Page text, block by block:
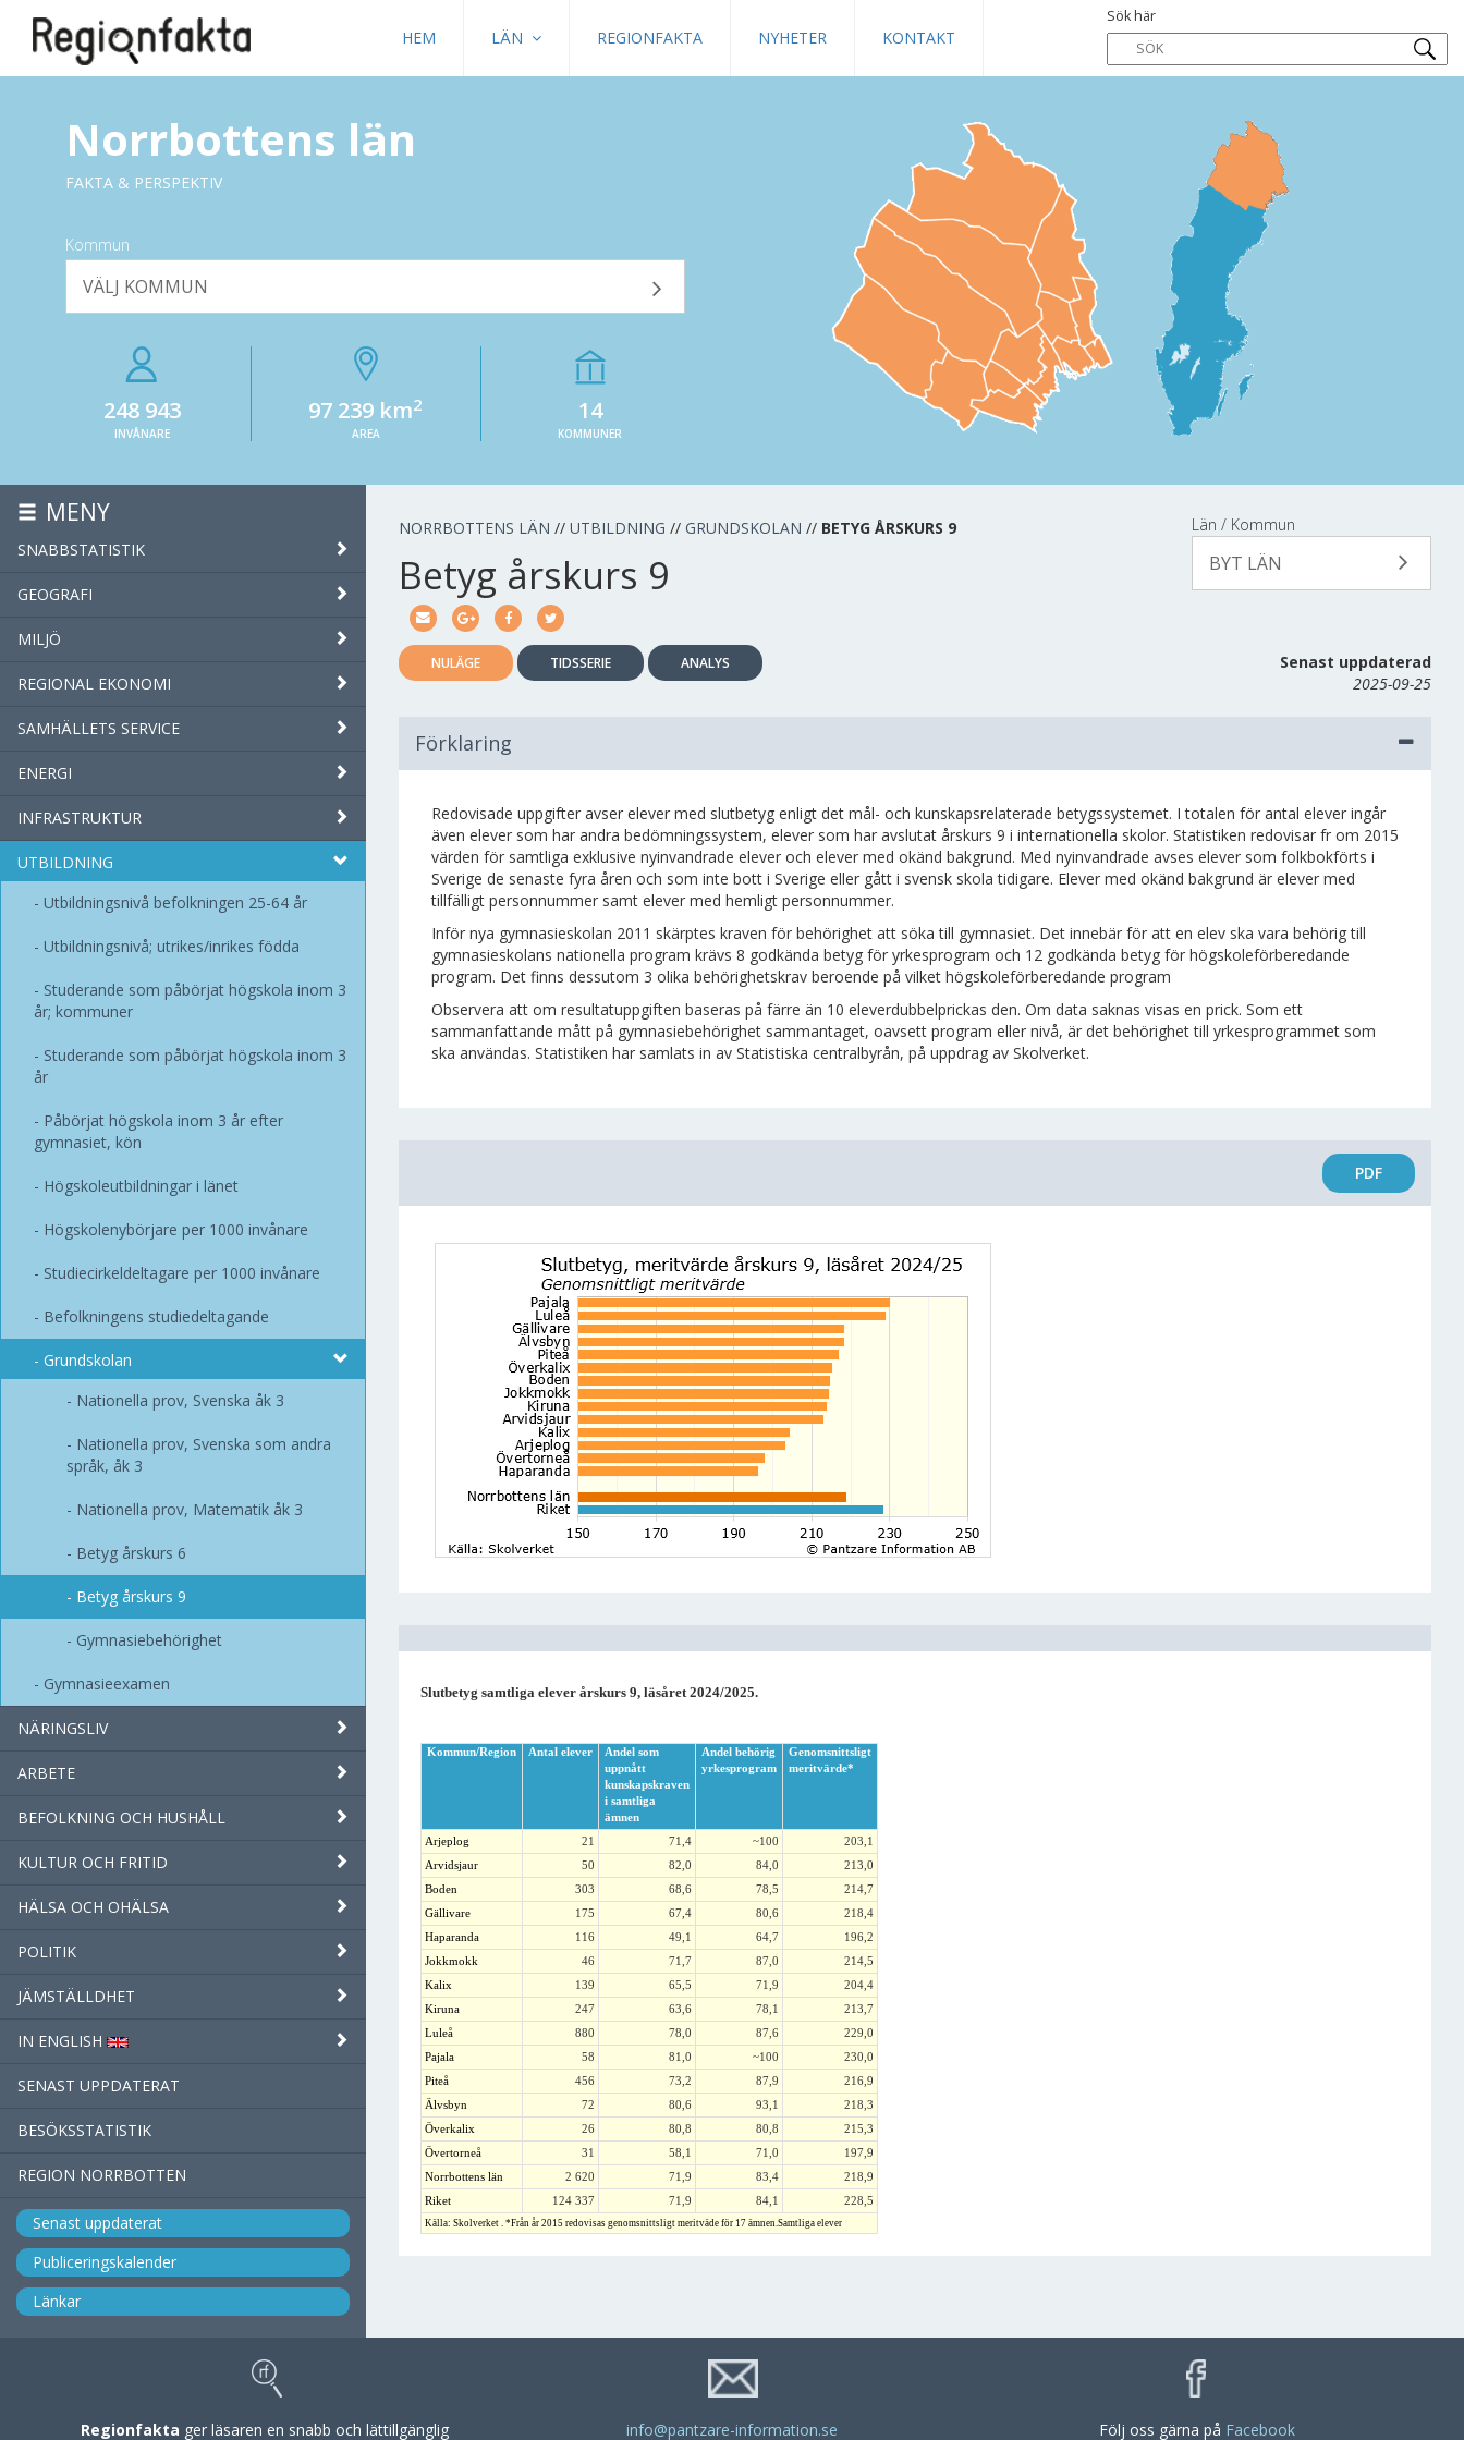
HEM LÄN REGIONFAKTA NYHETER KONTAKT
Sök här
Norrbottens län
FAKTA & PERSPEKTIV
Kommun
VÄLJ KOMMUN
248 943
INVÅNARE
97 239 km2
AREA
14
KOMMUNER
MENY
SNABBSTATISTIK
GEOGRAFI
MILJÖ
REGIONAL EKONOMI
SAMHÄLLETS SERVICE
ENERGI
INFRASTRUKTUR
UTBILDNING
Utbildningsnivå befolkningen 25-64 år
Utbildningsnivå; utrikes/inrikes födda
Studerande som påbörjat högskola inom 3
år; kommuner
Studerande som påbörjat högskola inom 3
år
Påbörjat högskola inom 3 år efter
gymnasiet, kön
Högskoleutbildningar i länet
Högskolenybörjare per 1000 invånare
Studiecirkeldeltagare per 1000 invånare
Befolkningens studiedeltagande
Grundskolan
Nationella prov, Svenska åk 3
Nationella prov, Svenska som andra
språk, åk 3
Nationella prov, Matematik åk 3
Betyg årskurs 6
Betyg årskurs 9
Gymnasiebehörighet
Gymnasieexamen
NÄRINGSLIV
ARBETE
BEFOLKNING OCH HUSHÅLL
KULTUR OCH FRITID
HÄLSA OCH OHÄLSA
POLITIK
JÄMSTÄLLDHET
IN ENGLISH
SENAST UPPDATERAT
BESÖKSSTATISTIK
REGION NORRBOTTEN
Senast uppdaterat
Publiceringskalender
Länkar
NORRBOTTENS LÄN // UTBILDNING // GRUNDSKOLAN // BETYG ÅRSKURS 9 Län / Kommun
BYT LÄN
Betyg årskurs 9
NULÄGE TIDSSERIE ANALYS
Senast uppdaterad
2025-09-25
Förklaring
Redovisade uppgifter avser elever med slutbetyg enligt det mål- och kunskapsrelaterade betygssystemet. I totalen för antal elever ingår
även elever som har andra bedömningssystem, elever som har avslutat årskurs 9 i internationella skolor. Statistiken redovisar fr om 2015
värden för samtliga exklusive nyinvandrade elever och elever med okänd bakgrund. Med nyinvandrade avses elever som folkbokförts i
Sverige de senaste fyra åren och som inte bott i Sverige eller gått i svensk skola tidigare. Elever med okänd bakgrund är elever med
tillfälligt personnummer samt elever med hemligt personnummer.
Inför nya gymnasieskolan 2011 skärptes kraven för behörighet att söka till gymnasiet. Det innebär för att en elev ska vara behörig till
gymnasieskolans nationella program krävs 8 godkända betyg för yrkesprogram och 12 godkända betyg för högskoleförberedande
program. Det finns dessutom 3 olika behörighetskrav beroende på vilket högskoleförberedande program
Observera att om resultatuppgiften baseras på färre än 10 eleverdubbelprickas den. Om data saknas visas en prick. Som ett
sammanfattande mått på gymnasiebehörighet sammantaget, oavsett program eller nivå, är det behörighet till yrkesprogrammet som
ska användas. Statistiken har samlats in av Statistiska centralbyrån, på uppdrag av Skolverket.
PDF
Slutbetyg samtliga elever årskurs 9, läsåret 2024/2025.
Kommun/Region Antal elever
Andel som
uppnått
kunskapskraven
i samtliga
ämnen
Andel behörig
yrkesprogram
Genomsnittsligt
meritvärde*
Arjeplog 21 71,4 ~100
203,1
Arvidsjaur
50 82,0 84,0
213,0
Boden
303 68,6 78,5
214,7
Gällivare
175 67,4 80,6
218,4
Haparanda
116 49,1 64,7
196,2
Jokkmokk
46 71,7 87,0
214,5
Kalix
139 65,5 71,9
204,4
Kiruna
247 63,6 78,1
213,7
Luleå
880 78,0 87,6
229,0
Pajala
58 81,0 ~100
230,0
Piteå
456 73,2 87,9
216,9
Älvsbyn
72 80,6 93,1
218,3
Överkalix
26 80,8 80,8
215,3
Övertorneå
31 58,1 71,0
197,9
Norrbottens län
2 620 71,9 83,4
218,9
Riket
124 337 71,9 84,1 228,5
Källa: Skolverket . *Från år 2015 redovisas genomsnittsligt meritväde för 17 ämnen.Samtliga elever
Regionfakta ger läsaren en snabb och lättillgänglig info@pantzare-information.se Följ oss gärna på Facebook